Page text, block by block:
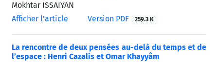
Mokhtar ISSAIYAN
Afficher l’article
Version PDF 259.3 K
La rencontre de deux pensées au-delà du temps et de
l’espace : Henri Cazalis et Omar Khayyâm